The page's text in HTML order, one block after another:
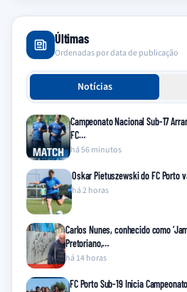
Últimas
Ordenadas por data de publicação
Notícias
Campeonato Nacional Sub-17
FC…
há 56 minutos
Oskar Pietuszewski do FC
há 2 horas
Carlos Nunes, conhecido como
Pretoriano,…
há 14 horas
FC Porto Sub-19 Inicia